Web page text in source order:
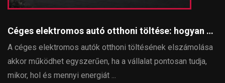
Céges elektromos autó otthoni töltése: hogyan számolható el egyszerűen és szabályosan?
A céges elektromos autók otthoni töltésének elszámolása
akkor működhet egyszerűen, ha a vállalat pontosan tudja,
mikor, hol és mennyi energiát ...